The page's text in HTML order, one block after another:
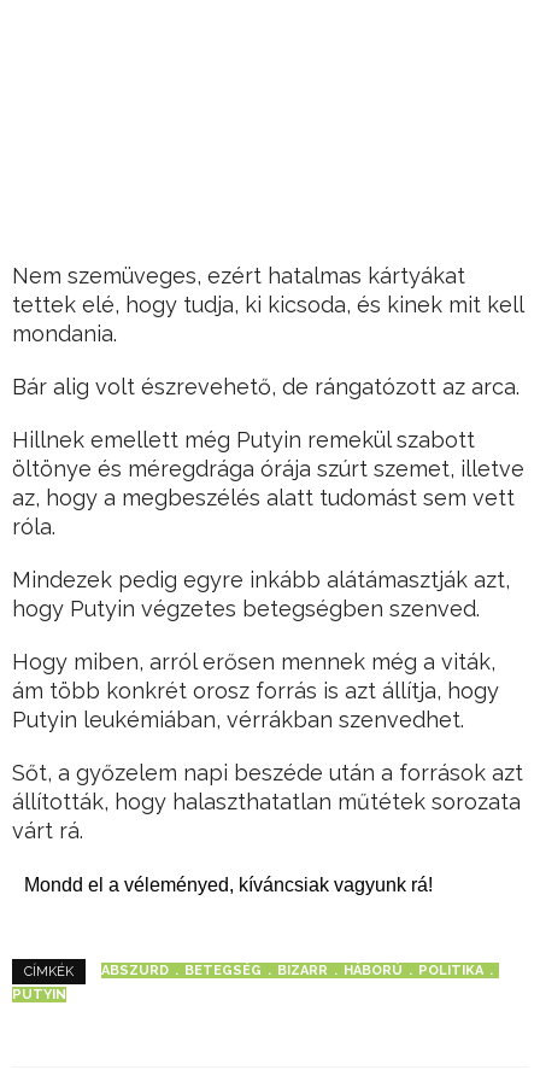
Nem szemüveges, ezért hatalmas kártyákat
tettek elé, hogy tudja, ki kicsoda, és kinek mit kell
mondania.
Bár alig volt észrevehető, de rángatózott az arca.
Hillnek emellett még Putyin remekül szabott
öltönye és méregdrága órája szúrt szemet, illetve
az, hogy a megbeszélés alatt tudomást sem vett
róla.
Mindezek pedig egyre inkább alátámasztják azt,
hogy Putyin végzetes betegségben szenved.
Hogy miben, arról erősen mennek még a viták,
ám több konkrét orosz forrás is azt állítja, hogy
Putyin leukémiában, vérrákban szenvedhet.
Sőt, a győzelem napi beszéde után a források azt
állították, hogy halaszthatatlan műtétek sorozata
várt rá.
Mondd el a véleményed, kíváncsiak vagyunk rá!
CÍMKÉK ABSZURD BETEGSÉG BIZARR HÁBORÚ
POLITIKA
PUTYIN